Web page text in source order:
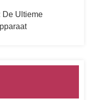
De Ultieme